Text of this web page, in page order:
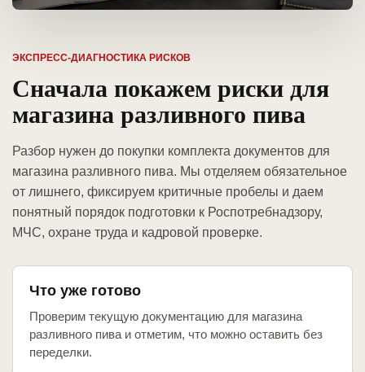
ЭКСПРЕСС-ДИАГНОСТИКА РИСКОВ
Сначала покажем риски для
магазина разливного пива
Разбор нужен до покупки комплекта документов для
магазина разливного пива. Мы отделяем обязательное
от лишнего, фиксируем критичные пробелы и даем
понятный порядок подготовки к Роспотребнадзору,
МЧС, охране труда и кадровой проверке.
Что уже готово
Проверим текущую документацию для магазина
разливного пива и отметим, что можно оставить без
переделки.